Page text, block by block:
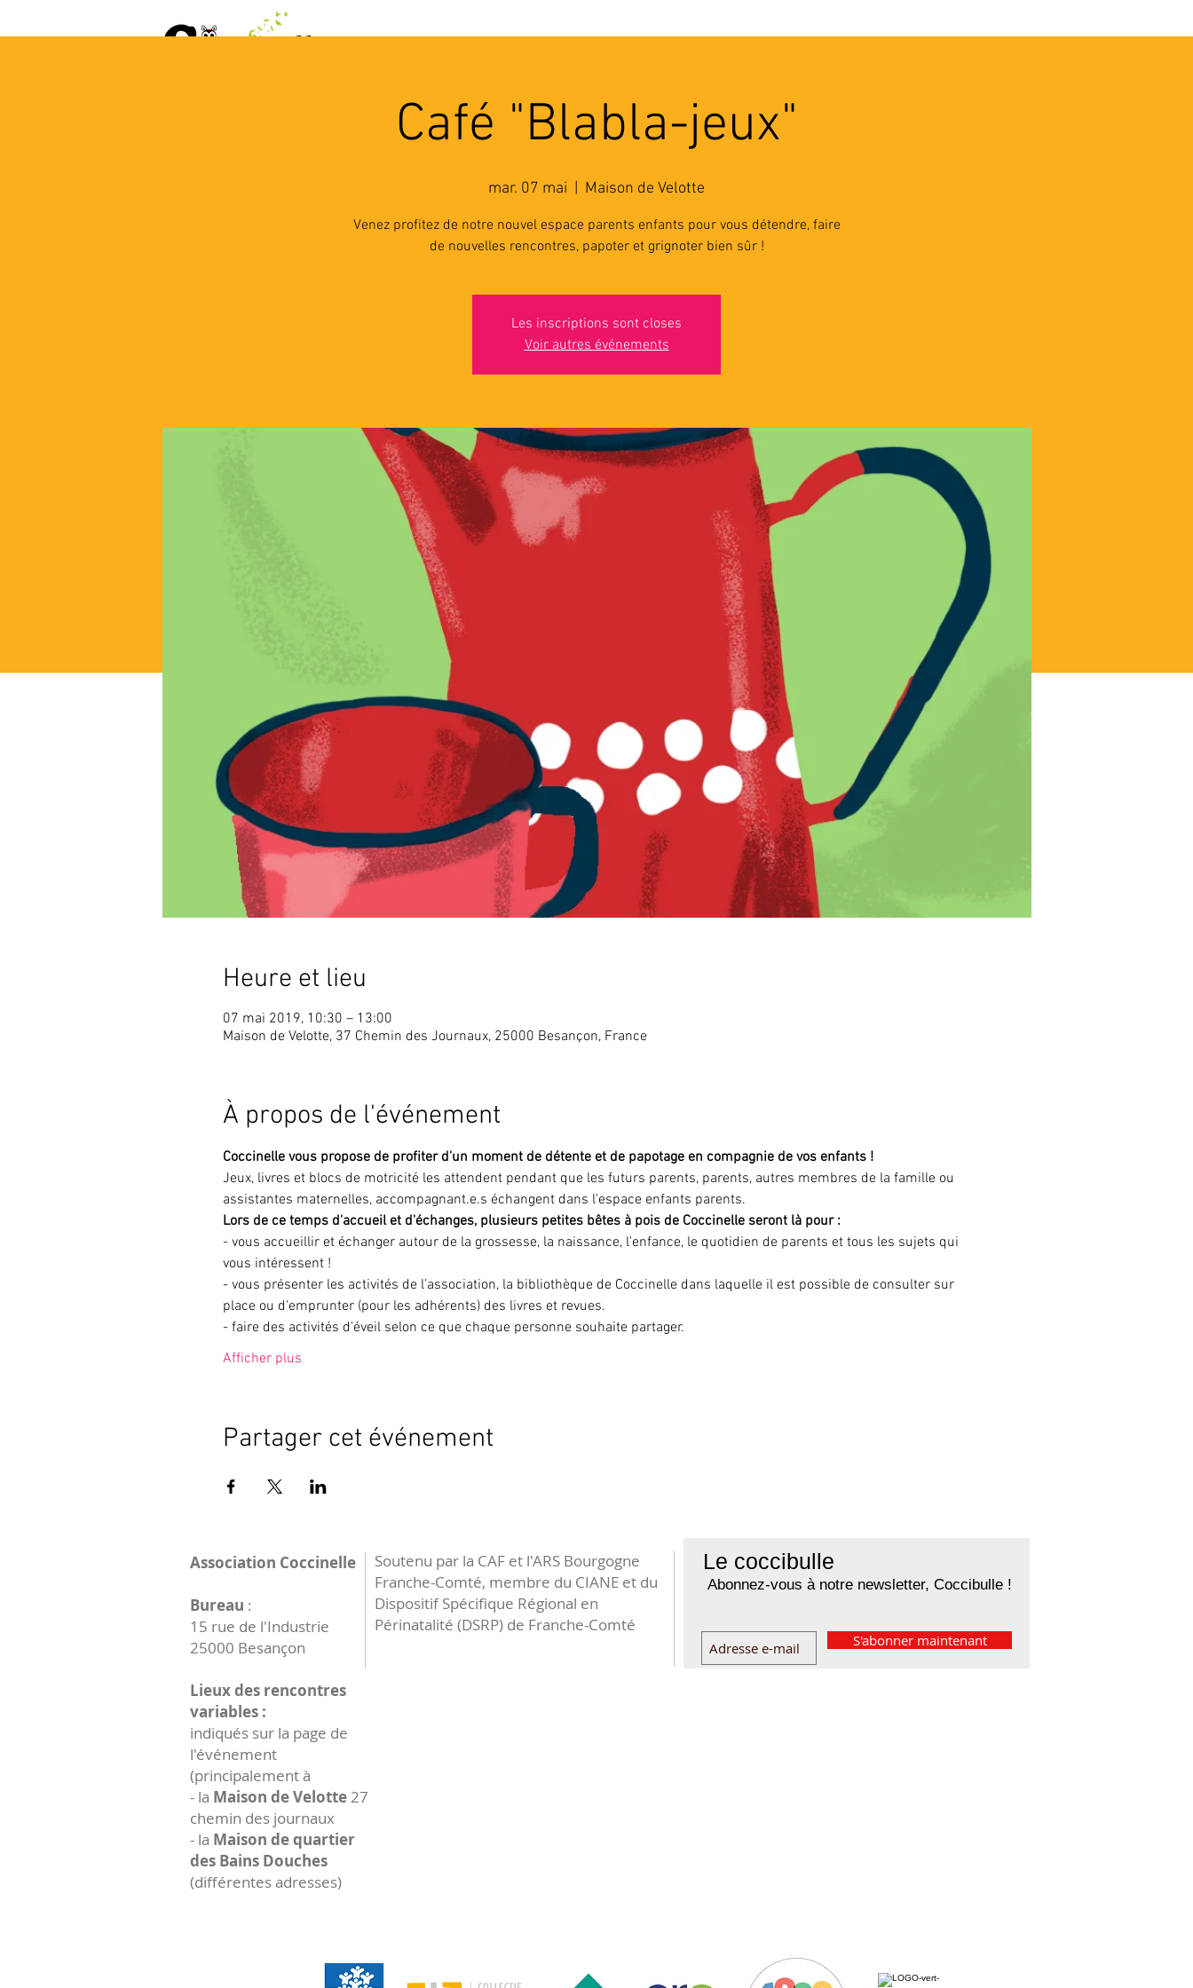
Café "Blabla-jeux"
mar. 07 mai Maison de Velotte
Venez profitez de notre nouvel espace parents enfants pour vous détendre, faire
de nouvelles rencontres, papoter et grignoter bien sûr !
Les inscriptions sont closes
Voir autres événements
Heure et lieu
07 mai 2019, 10:30 – 13:00
Maison de Velotte, 37 Chemin des Journaux, 25000 Besançon, France
À propos de l'événement
Coccinelle vous propose de profiter d'un moment de détente et de papotage en compagnie de vos enfants !
Jeux, livres et blocs de motricité les attendent pendant que les futurs parents, parents, autres membres de la famille ou
assistantes maternelles, accompagnant.e.s échangent dans l'espace enfants parents.
Lors de ce temps d'accueil et d'échanges, plusieurs petites bêtes à pois de Coccinelle seront là pour :
- vous accueillir et échanger autour de la grossesse, la naissance, l'enfance, le quotidien de parents et tous les sujets qui
vous intéressent !
- vous présenter les activités de l’association, la bibliothèque de Coccinelle dans laquelle il est possible de consulter sur
place ou d'emprunter (pour les adhérents) des livres et revues.
- faire des activités d'éveil selon ce que chaque personne souhaite partager.
Afficher plus
Partager cet événement
Le coccibulle
Abonnez-vous à notre newsletter, Coccibulle !
S'abonner maintenant
Association Coccinelle
Bureau :
15 rue de l'Industrie
25000 Besançon
Lieux des rencontres
variables :
indiqués sur la page de
l'événement
(principalement à
- la Maison de Velotte27
chemin des journaux
- la Maison de quartier
des Bains Douches
(différentes adresses)
Soutenu par la CAF et l'ARS Bourgogne
Franche-Comté, membre du CIANE et du
Dispositif Spécifique Régional en
Périnatalité (DSRP) de Franche-Comté